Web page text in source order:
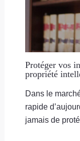
Protéger vos
propriété
Dans le
rapide
jamais de